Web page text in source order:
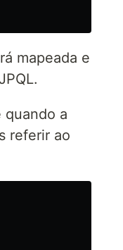
mapeada e
quando a
referir ao